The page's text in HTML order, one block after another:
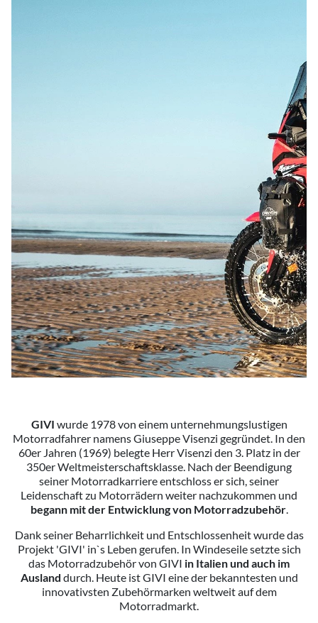
GIVI wurde 1978 von einem unternehmungslustigen
Motorradfahrer namens Giuseppe Visenzi gegründet. In den
60er Jahren (1969) belegte Herr Visenzi den 3. Platz in der
350er Weltmeisterschaftsklasse. Nach der Beendigung
seiner Motorradkarriere entschloss er sich, seiner
Leidenschaft zu Motorrädern weiter nachzukommen und
begann mit der Entwicklung von Motorradzubehör.
Dank seiner Beharrlichkeit und Entschlossenheit wurde das
Projekt 'GIVI' in`s Leben gerufen. In Windeseile setzte sich
das Motorradzubehör von GIVI in Italien und auch im
Ausland durch. Heute ist GIVI eine der bekanntesten und
innovativsten Zubehörmarken weltweit auf dem
Motorradmarkt.